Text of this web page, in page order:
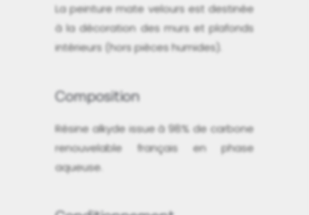
La peinture mate velours est destinée
à la décoration des murs et plafonds
intérieurs (hors pièces humides).
Composition
Résine alkyde issue à 98% de carbone
renouvelable français en phase
aqueuse.